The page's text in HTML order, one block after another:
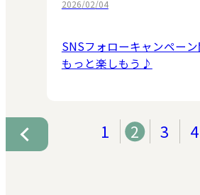
2026/02/04
SNSフォローキャンペー
もっと楽しもう♪
1 2 3 4